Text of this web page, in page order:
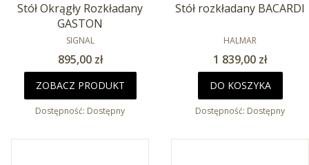
Stół Okrągły Rozkładany
GASTON
PRODUCENT
SIGNAL
Cena
895,00 zł
ZOBACZ PRODUKT
Dostępność: Dostępny
Stół rozkładany BACARDI
PRODUCENT
HALMAR
Cena
1 839,00 zł
DO KOSZYKA
Dostępność: Dostępny